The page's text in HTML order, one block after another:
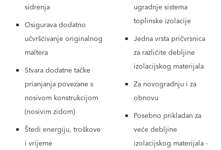
sidrenja
Osigurava dodatno
učvršćivanje originalnog
maltera
Stvara dodatne tačke
prianjanja povezane s
nosivom konstrukcijom
(nosivim zidom)
Štedi energiju, troškove
i vrijeme
ugradnje sistema
toplinske izolacije
Jedna vrsta pričvrsnica
za različite debljine
izolacijskog materijala
Za novogradnju i za
obnovu
Posebno prikladan za
veće debljine
izolacijskog materijala -